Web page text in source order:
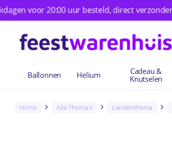
Skip
to
content
20:00 uur besteld, direct verzonden!
Ballonnen Helium
Cadeau &
Knutselen
Home Alle Thema's Landenthema